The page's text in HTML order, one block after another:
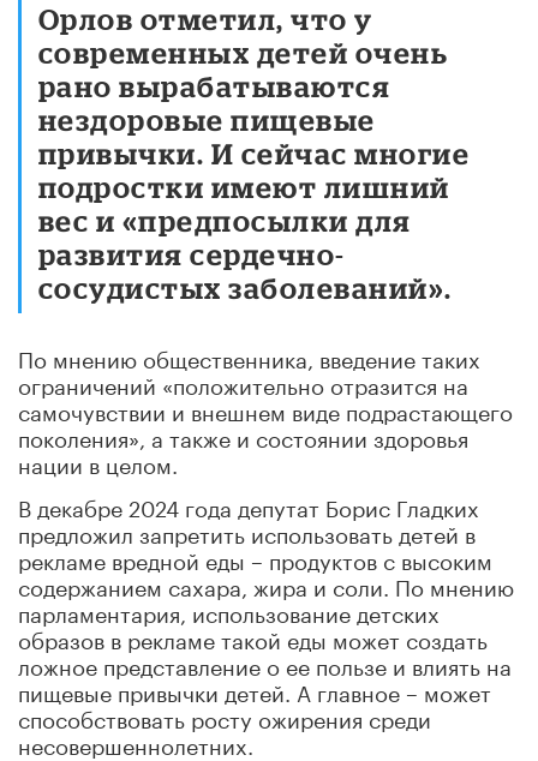
Орлов отметил, что у
современных детей очень
рано вырабатываются
нездоровые пищевые
привычки. И сейчас многие
подростки имеют лишний
вес и «предпосылки для
развития сердечно-
сосудистых заболеваний».
По мнению общественника, введение таких
ограничений «положительно отразится на
самочувствии и внешнем виде подрастающего
поколения», а также и состоянии здоровья
нации в целом.
В декабре 2024 года депутат Борис Гладких
предложил запретить использовать детей в
рекламе вредной еды – продуктов с высоким
содержанием сахара, жира и соли. По мнению
парламентария, использование детских
образов в рекламе такой еды может создать
ложное представление о ее пользе и влиять на
пищевые привычки детей. А главное – может
способствовать росту ожирения среди
несовершеннолетних.